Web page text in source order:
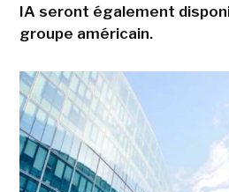
IA seront également
groupe américain.